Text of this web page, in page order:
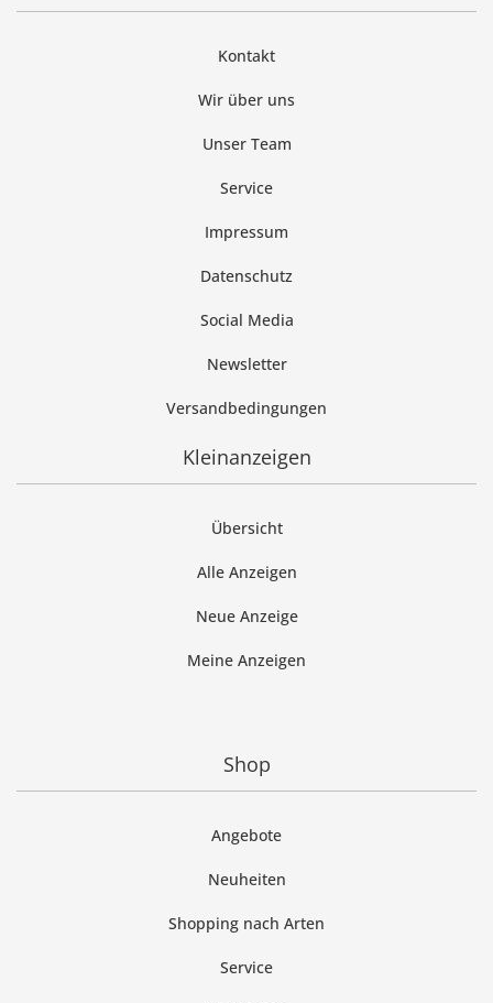
Kontakt
Wir über uns
Unser Team
Service
Impressum
Datenschutz
Social Media
Newsletter
Versandbedingungen
Kleinanzeigen
Übersicht
Alle Anzeigen
Neue Anzeige
Meine Anzeigen
Shop
Angebote
Neuheiten
Shopping nach Arten
Service